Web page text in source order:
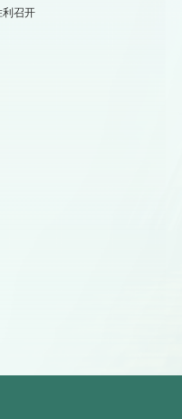
利召开